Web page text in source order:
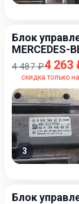
Блок
MERCEDES-
4 487 ₽4 263
скидка только
3
Блок